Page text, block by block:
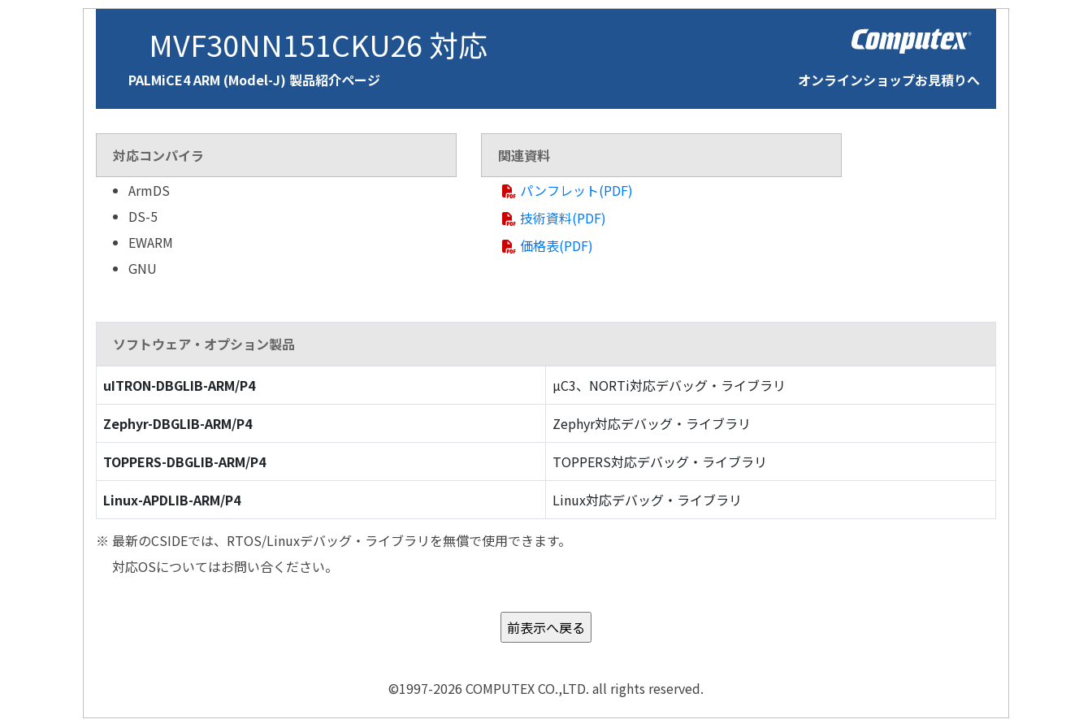
MVF30NN151CKU26 対応
PALMiCE4 ARM (Model-J) 製品紹介ページ オンラインショップお見積りへ
対応コンパイラ
ArmDS
DS-5
EWARM
GNU
関連資料
パンフレット(PDF)
技術資料(PDF)
価格表(PDF)
ソフトウェア・オプション製品
uITRON-DBGLIB-ARM/P4
µC3、NORTi対応デバッグ・ライブラリ
Zephyr-DBGLIB-ARM/P4
Zephyr対応デバッグ・ライブラリ
TOPPERS-DBGLIB-ARM/P4
TOPPERS対応デバッグ・ライブラリ
Linux-APDLIB-ARM/P4
Linux対応デバッグ・ライブラリ
※ 最新のCSIDEでは、RTOS/Linuxデバッグ・ライブラリを無償で使用できます。
対応OSについてはお問い合ください。
©1997-2026 COMPUTEX CO.,LTD. all rights reserved.